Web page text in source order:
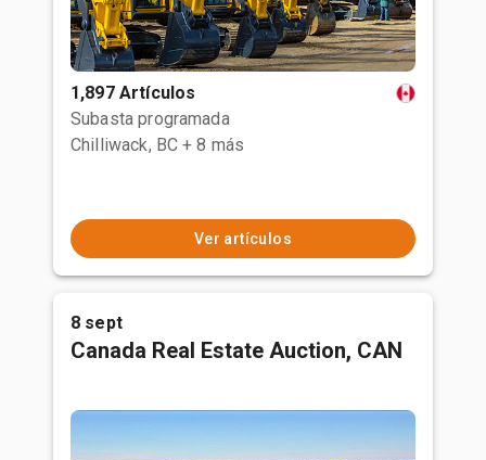
1,897 Artículos
Subasta programada
Chilliwack, BC + 8 más
Ver artículos
8 sept
Canada Real Estate Auction, CAN